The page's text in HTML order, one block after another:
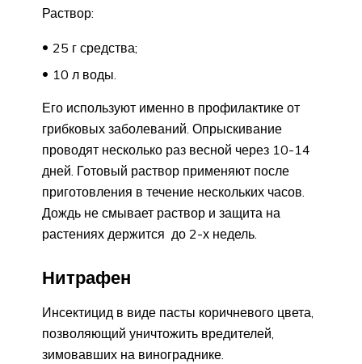
Раствор:
25 г средства;
10 л воды.
Его используют именно в профилактике от
грибковых заболеваний. Опрыскивание
проводят несколько раз весной через 10-14
дней. Готовый раствор применяют после
приготовления в течение нескольких часов.
Дождь не смывает раствор и защита на
растениях держится до 2-х недель.
Нитрафен
Инсектицид в виде пасты коричневого цвета,
позволяющий уничтожить вредителей,
зимовавших на винограднике.